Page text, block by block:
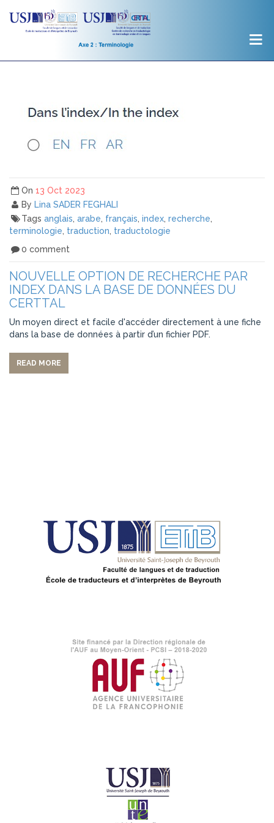
On 13 Oct 2023
By Lina SADER FEGHALI
Tags anglais, arabe, français, index, recherche,
terminologie, traduction, traductologie
0 comment
NOUVELLE OPTION DE RECHERCHE PAR
INDEX DANS LA BASE DE DONNÉES DU
CERTTAL
Un moyen direct et facile d'accéder directement à une fiche
dans la base de données à partir d’un fichier PDF.
READ MORE